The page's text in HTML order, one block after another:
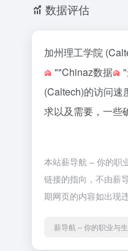
数据评估
加州理工学院
""Chinaz数据
(Caltech)的访问速
求以及需要，一些
本站薪导航 – 你的职
链接的指向，不由薪
期网页的内容如出现
薪导航 – 你的职业与